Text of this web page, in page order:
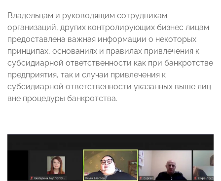
Владельцам и руководящим сотрудникам
организаций, других контролирующих бизнес лицам
предоставлена важная информации о некоторых
принципах, основаниях и правилах привлечения к
субсидиарной ответственности как при банкротстве
предприятия, так и случаи привлечения к
субсидиарной ответственности указанных выше лиц
вне процедуры банкротства.